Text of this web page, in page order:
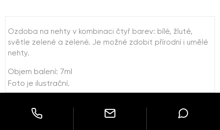
Ozdoba na nehty v kombinaci čtyř barev: bílé, žluté,
světle zelené a zelené. Je možné zdobit přírodní i umělé
nehty.
Objem balení: 7ml
Foto je ilustrační.